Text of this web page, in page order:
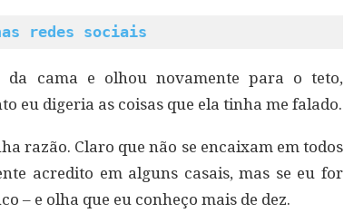
redes sociais
da cama e olhou novamente para o teto,
eu digeria as coisas que ela tinha me falado.
razão. Claro que não se encaixam em todos
acredito em alguns casais, mas se eu for
– e olha que eu conheço mais de dez.